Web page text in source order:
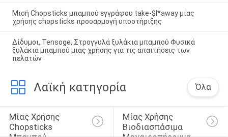
Μισή Chopsticks μπαμπού εγγράφου take-$l*away μίας
χρήσης chopsticks προσαρμογή υποστήριξης
Δίδυμοι, Tensoge, Στρογγυλά ξυλάκια μπαμπού Φυσικά
ξυλάκια μπαμπού μιας χρήσης για τις απαιτήσεις των
πελατών
Λαϊκή κατηγορία Όλα
Μίας Χρήσης
Chopsticks
Μίας Χρήσης
Βιοδιασπάσιμα